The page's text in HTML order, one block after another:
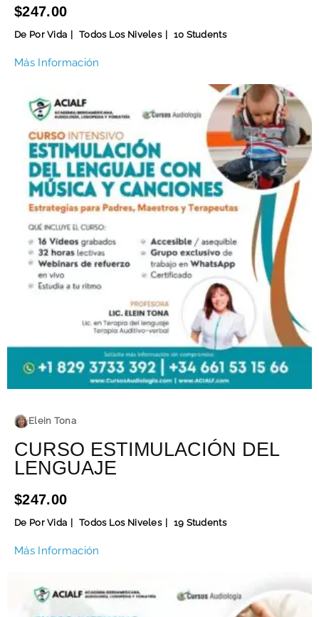
$247.00
De Por Vida Todos Los Niveles 10 Students
Más Información
Elein Tona
CURSO ESTIMULACIÓN DEL
LENGUAJE
$247.00
De Por Vida Todos Los Niveles 19 Students
Más Información